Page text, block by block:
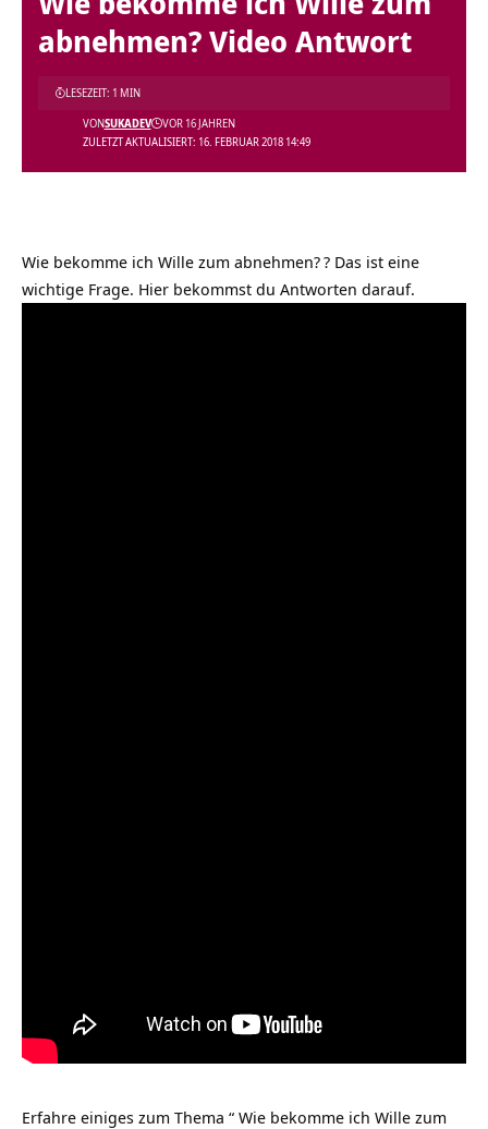
abnehmen? Video Antwort
ZULETZT AKTUALISIERT: 16. FEBRUAR 2018 14:49
VONSUKADEV VOR 16 JAHREN
LESEZEIT: 1 MIN
Wie bekomme ich Wille zum abnehmen?? Das ist eine
wichtige Frage. Hier bekommst du Antworten darauf.
Erfahre einiges zum Thema “ Wie bekomme ich Wille zum